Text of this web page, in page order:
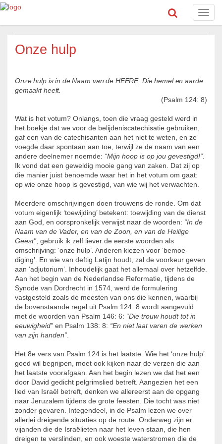
Onze hulp
Onze hulp is in de Naam van de HEERE, Die hemel en aarde
gemaakt heeft.
(Psalm 124: 8)
Wat is het votum? Onlangs, toen die vraag gesteld werd in
het boekje dat we voor de belijdeniscatechisatie gebruiken,
gaf een van de catechisanten aan het niet te weten, en ze
voegde daar spontaan aan toe, terwijl ze de naam van een
andere deelnemer noemde: “Mijn hoop is op jou gevestigd!”.
Ik vond dat een geweldig mooie gang van zaken. Dat zij op
die manier juist benoemde waar het in het votum om gaat:
op wie onze hoop is gevestigd, van wie wij het verwachten.
Meerdere omschrijvingen doen trouwens de ronde. Om­ dat
votum eigenlijk ‘toewijding’ betekent: toewijding van de dienst
aan God, en oorspronkelijk verwijst naar de woorden: “In de
Naam van de Vader, en van de Zoon, en van de Heilige
Geest”, gebruik ik zelf liever de eerste woorden als
omschrijving: ‘onze hulp’. Anderen kiezen voor ‘bemoe­
diging’. En wie van deftig Latijn houdt, zal de voorkeur geven
aan ‘adjutorium’. Inhoudelijk gaat het allemaal over hetzelfde.
Aan het begin van de Nederlandse Reformatie, tijdens de
Synode van Dordrecht in 1574, werd de formu­lering
vastgesteld zoals de meesten van ons die kennen, waarbij
de bovenstaande regel uit Psalm 124: 8 wordt aangevuld
met de woorden van Psalm 146: 6: “Die trouw houdt tot in
eeuwigheid” en Psalm 138: 8: “En niet laat varen de werken
van zijn handen”.
Het 8e vers van Psalm 124 is het laatste. Wie het ‘onze hulp’
goed wil begrijpen, moet ook kijken naar de verzen die aan
het laatste voorafgaan. Aan het begin lezen we dat het een
door David gedicht pelgrimslied betreft. Aange­zien het een
lied van Israël betreft, denken we allereerst aan de opgang
naar Jeruzalem tijdens de grote feesten. Die tocht was niet
zonder gevaren. Integendeel, in de Psalm lezen we over
allerlei dreigende situaties op de route. Onderweg zijn er
vijanden die de Israëlieten naar het leven staan, die hen
dreigen te verslinden, en ook woeste waterstromen die de